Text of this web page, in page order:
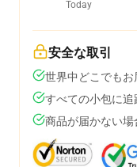
Today
安全な取引
世界中どこでもお
すべての小包に
商品が届かない場